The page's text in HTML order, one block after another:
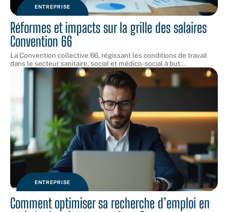
ENTREPRISE
Réformes et impacts sur la grille des salaires
Convention 66
La Convention collective 66, régissant les conditions de travail
dans le secteur sanitaire, social et médico-social à but…
ENTREPRISE
Comment optimiser sa recherche d’emploi en